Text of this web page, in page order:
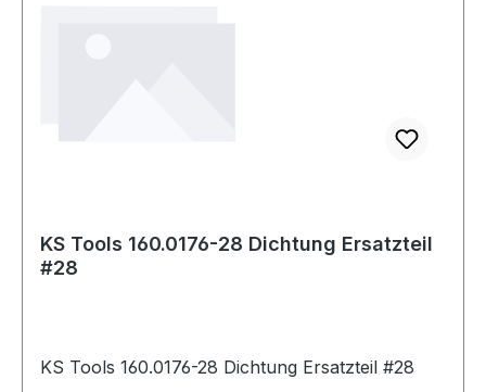
KS Tools 160.0176-28 Dichtung Ersatzteil
#28
KS Tools 160.0176-28 Dichtung Ersatzteil #28